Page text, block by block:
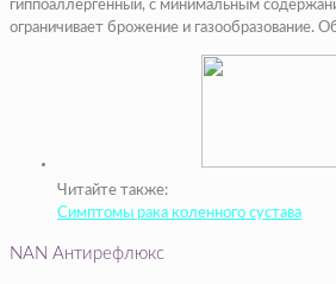
гиппоаллергенный, с минимальным
ограничивает брожение и газообразование.
Читайте также:
Симптомы рака коленного сустава
NAN Антирефлюкс